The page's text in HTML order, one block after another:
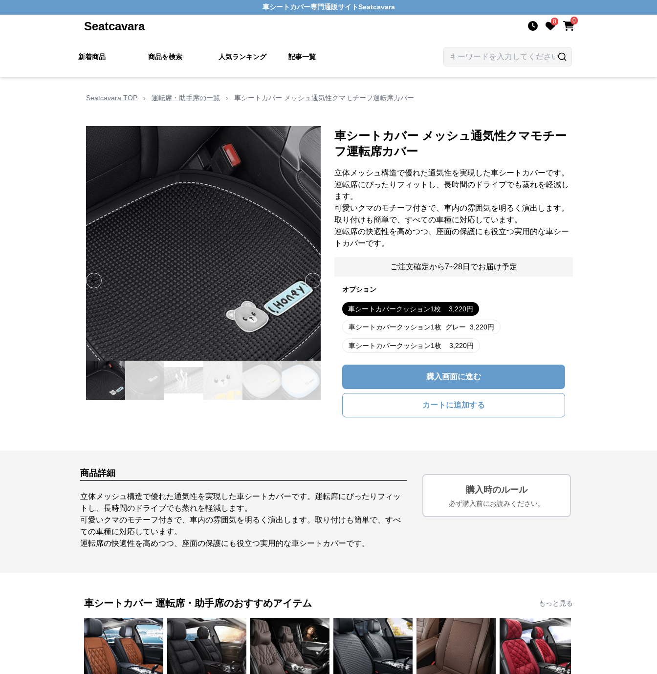
車シートカバー専門通販サイトSeatcavara
Seatcavara 0 0
新着商品 商品を検索 人気ランキング 記事一覧
Seatcavara TOP › 運転席・助手席の一覧 › 車シートカバー メッシュ通気性クマモチーフ運転席カバー
Previous slide Next slide
車シートカバー メッシュ通気性クマモチー
フ運転席カバー
立体メッシュ構造で優れた通気性を実現した車シートカバーです。
運転席にぴったりフィットし、長時間のドライブでも蒸れを軽減し
ます。
可愛いクマのモチーフ付きで、車内の雰囲気を明るく演出します。
取り付けも簡単で、すべての車種に対応しています。
運転席の快適性を高めつつ、座面の保護にも役立つ実用的な車シー
トカバーです。
ご注文確定から7~28日でお届け予定
オプション
車シートカバークッション1枚 3,220円
車シートカバークッション1枚 グレー 3,220円
車シートカバークッション1枚 3,220円
購入画面に進む
カートに追加する
商品詳細
立体メッシュ構造で優れた通気性を実現した車シートカバーです。運転席にぴったりフィッ
トし、長時間のドライブでも蒸れを軽減します。
可愛いクマのモチーフ付きで、車内の雰囲気を明るく演出します。取り付けも簡単で、すべ
ての車種に対応しています。
運転席の快適性を高めつつ、座面の保護にも役立つ実用的な車シートカバーです。
購入時のルール
必ず購入前にお読みください。
車シートカバー 運転席・助手席のおすすめアイテム もっと見る